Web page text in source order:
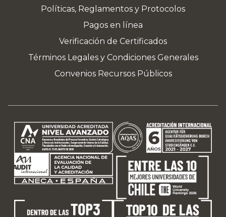
Políticas, Reglamentos y Protocolos
Pagos en línea
Verificación de Certificados
Términos Legales y Condiciones Generales
Convenios Recursos Públicos